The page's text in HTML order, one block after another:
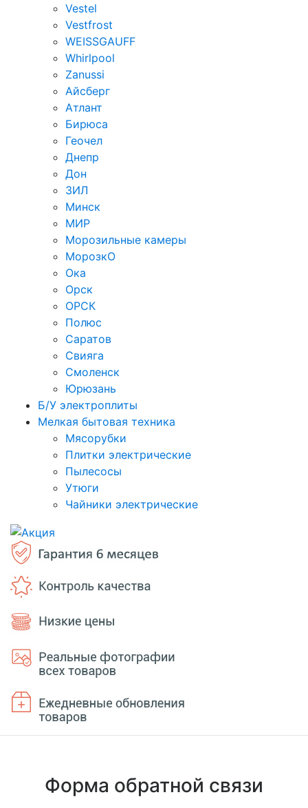
Vestel
Vestfrost
WEISSGAUFF
Whirlpool
Zanussi
Айсберг
Атлант
Бирюса
Геочел
Днепр
Дон
ЗИЛ
Минск
МИР
Морозильные камеры
МорозкО
Ока
Орск
ОРСК
Полюс
Саратов
Свияга
Смоленск
Юрюзань
Б/У электроплиты
Мелкая бытовая техника
Мясорубки
Плитки электрические
Пылесосы
Утюги
Чайники электрические
Форма обратной связи